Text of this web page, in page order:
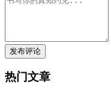
发布评论
热门文章